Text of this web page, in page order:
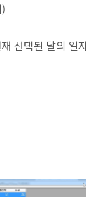
선택된 달의 일